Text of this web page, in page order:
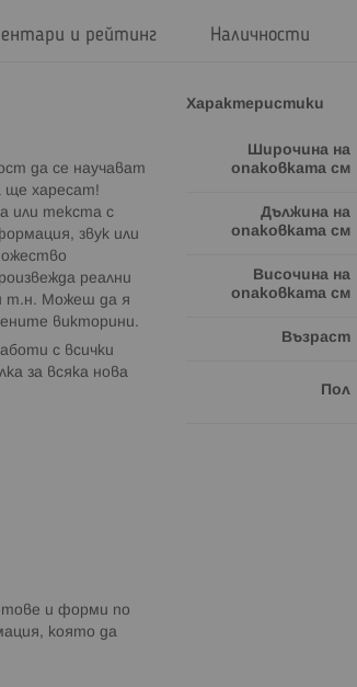
да се научават
ще харесат!
или текста с
звук или
реални
т.н. Можеш да я
викторини.
с всички
за всяка нова
и форми по
която да
Характеристики
Широчина на
опаковката см
Дължина на
опаковката см
Височина на
опаковката см
Възраст
Пол
и рейтинг Наличности